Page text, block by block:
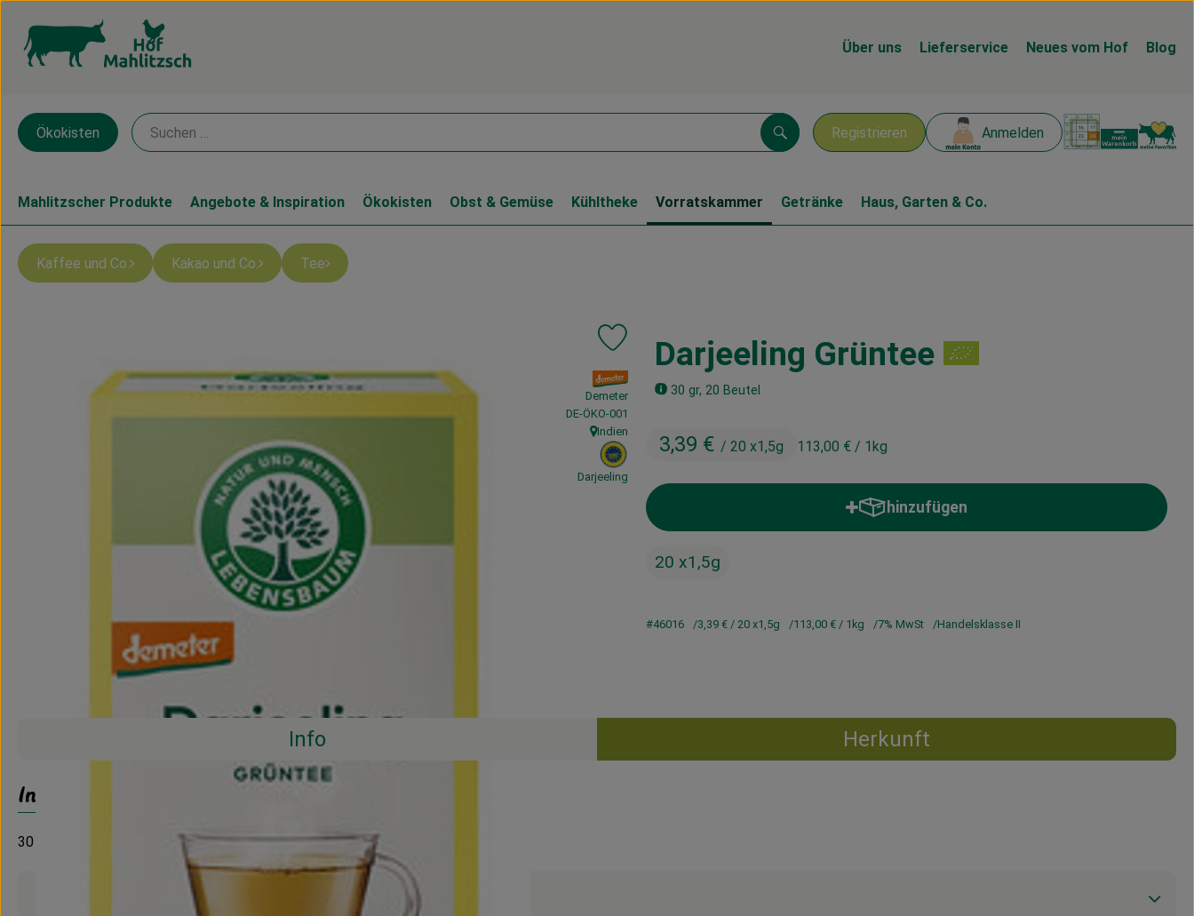
Über uns Lieferservice Neues vom Hof Blog
Registrieren Anmelden
Suchen
Ökokisten
Mahlitzscher Produkte Angebote & Inspiration Ökokisten Obst & Gemüse Kühltheke Vorratskammer Getränke Haus, Garten & Co.
Kaffee und Co. Kakao und Co. Tee
Darjeeling Grüntee
30 gr, 20 Beutel
3,39 € / 20 x1,5g 113,00 € / 1kg
Produkt zu Favouriten hinzufügen
, Verband:
Demeter
, Kontrollstelle:
DE-ÖKO-001
, Herkunft:
Indien
, EU Herkunft:
Darjeeling
hinzufügen
Produkt zum Warenkorb hinzufügen
20 x1,5g
#46016 3,39 € / 20 x1,5g 113,00 € / 1kg 7% MwSt Handelsklasse II
Info Herkunft
Info
30 gr, 20 Beutel
Produktinformationen